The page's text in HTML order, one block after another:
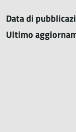
Data di
Ultimo